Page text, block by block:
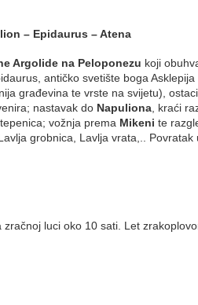
– Epidaurus – Atena
Argolide na Peloponezu koji
antičko svetište boga
građevina te vrste na svijetu),
nastavak do Napuliona, kraći
vožnja prema Mikeni te
grobnica, Lavlja vrata,..
luci oko 10 sati. Let